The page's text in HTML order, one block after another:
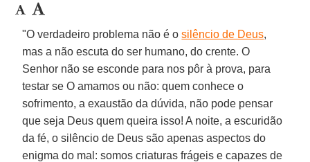
"O verdadeiro problema não é osilêncio de Deus,
mas a não escuta do ser humano, do crente. O
Senhor não se esconde para nos pôr à prova, para
testar se O amamos ou não: quem conhece o
sofrimento, a exaustão da dúvida, não pode pensar
que seja Deus quem queira isso! A noite, a escuridão
da fé, o silêncio de Deus são apenas aspectos do
enigma do mal: somos criaturas frágeis e capazes de